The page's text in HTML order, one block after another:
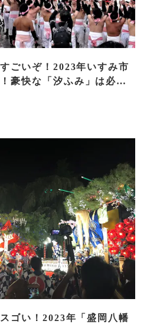
ごいぞ！2023年いすみ市
豪快な「汐ふみ」は必
ゴい！2023年「盛岡八幡